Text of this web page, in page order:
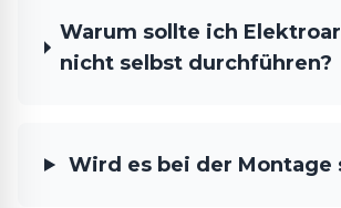
Warum sollte ich
nicht selbst durchführen?
Wird es bei der Montage